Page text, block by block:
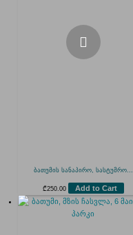
ბათუმის სანაპირო, სასტუმრო...
₾250.00 Add to Cart